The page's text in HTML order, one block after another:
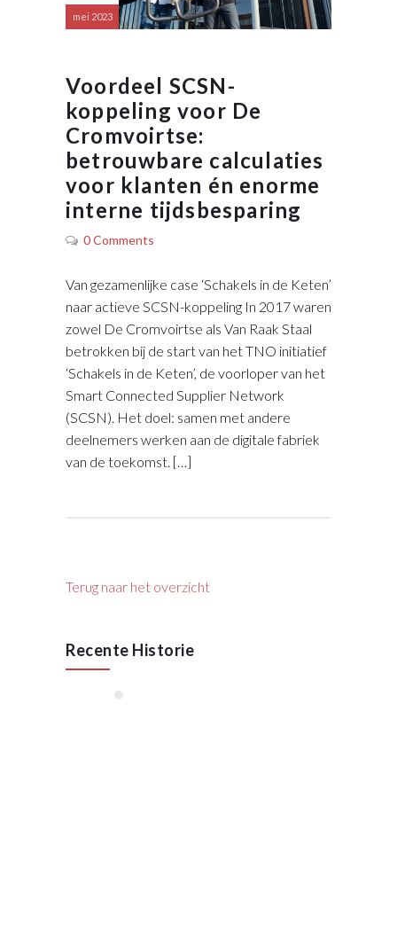
mei 2023
Voordeel SCSN-
koppeling voor De
Cromvoirtse:
betrouwbare calculaties
voor klanten én enorme
interne tijdsbesparing
0 Comments
Van gezamenlijke case ‘Schakels in de Keten’
naar actieve SCSN-koppeling In 2017 waren
zowel De Cromvoirtse als Van Raak Staal
betrokken bij de start van het TNO initiatief
‘Schakels in de Keten’, de voorloper van het
Smart Connected Supplier Network
(SCSN). Het doel: samen met andere
deelnemers werken aan de digitale fabriek
van de toekomst. […]
Terug naar het overzicht
Recente Historie